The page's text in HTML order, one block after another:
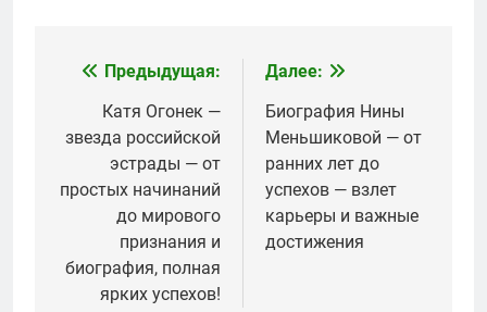
Навигация
записям
Предыдущая:
Катя Огонек —
звезда российской
эстрады — от
простых начинаний
до мирового
признания и
биография, полная
ярких успехов!
Далее:
Биография Нины
Меньшиковой — от
ранних лет до
успехов — взлет
карьеры и важные
достижения